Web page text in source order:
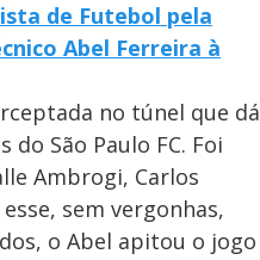
de Futebol pela
Abel Ferreira à
no túnel que dá
São Paulo FC. Foi
Ambrogi, Carlos
sem vergonhas,
o Abel apitou o jogo